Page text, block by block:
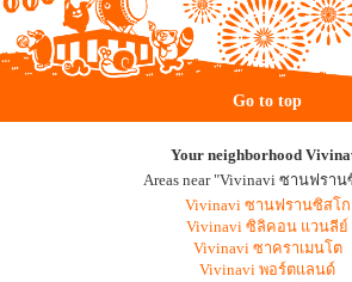
Go to top
Your neighborhood
Areas near "Vivinavi ซานฟรา
Vivinavi ซานฟรานซิสโก
Vivinavi ซิลิคอน แวนลีย์
Vivinavi ซาคราเมนโต
Vivinavi พอร์ตแลนด์